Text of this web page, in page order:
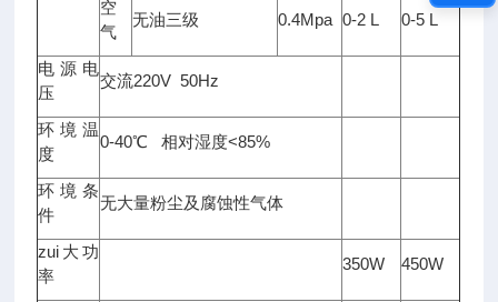
空
气
无油三级 0.4Mpa 0-2 L 0-5 L
电源电
压
交流220V 50Hz
环境温
度
0-40℃ 相对湿度<85%
环境条
件
无大量粉尘及腐蚀性气体
zui大功
率
350W 450W